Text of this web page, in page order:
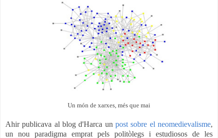
Un món de xarxes, més que mai
Ahir publicava al blog d'Harca un post sobre el neomedievalisme,
un nou paradigma emprat pels politòlegs i estudiosos de les